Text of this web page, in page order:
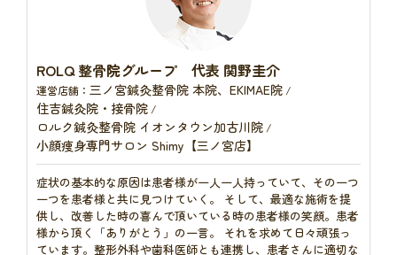
ROLQ 整骨院グループ 代表 関野圭介
運営店舗： 三ノ宮鍼灸整骨院 本院、EKIMAE院 /
住吉鍼灸院・接骨院 /
ロルク鍼灸整骨院 イオンタウン加古川院 /
小顔痩身専門サロン Shimy【三ノ宮店】
症状の基本的な原因は患者様が一人一人持っていて、その一つ
一つを患者様と共に見つけていく。 そして、最適な施術を提
供し、改善した時の喜んで頂いている時の患者様の笑顔。患者
様から頂く「ありがとう」の一言。 それを求めて日々頑張っ
ています。整形外科や歯科医師とも連携し、患者さんに適切な